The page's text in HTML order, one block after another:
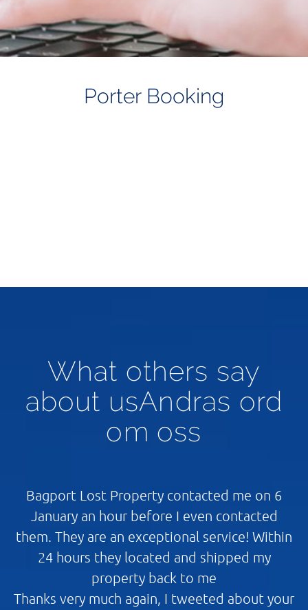
Porter Booking
What others say
about usAndras ord
om oss
Bagport Lost Property contacted me on 6
January an hour before I even contacted
them. They are an exceptional service! Within
24 hours they located and shipped my
property back to me
Thanks very much again, I tweeted about your